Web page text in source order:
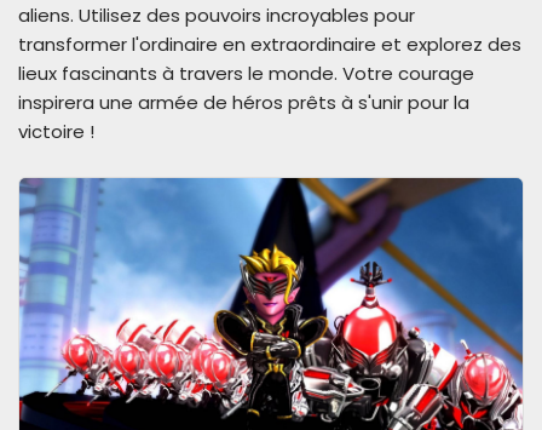
aliens. Utilisez des pouvoirs incroyables pour
transformer l'ordinaire en extraordinaire et explorez des
lieux fascinants à travers le monde. Votre courage
inspirera une armée de héros prêts à s'unir pour la
victoire !